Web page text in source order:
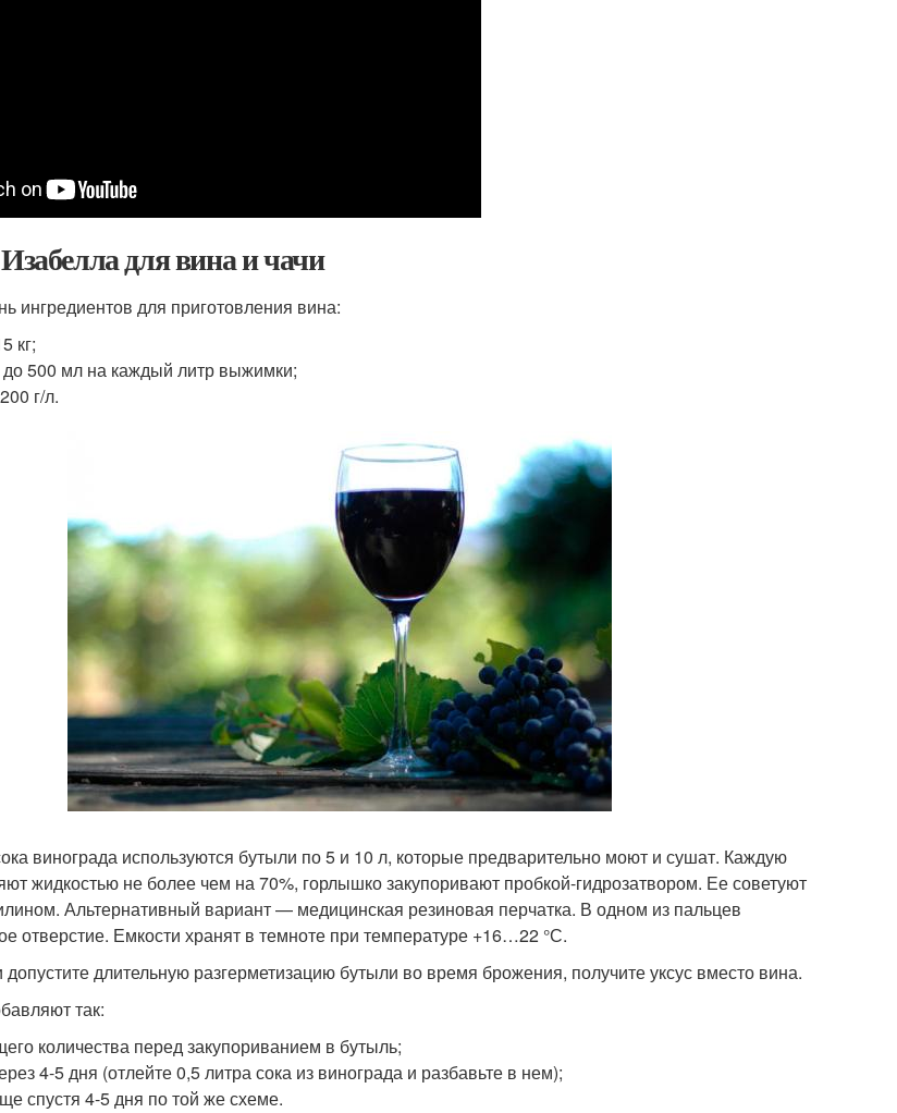
для вина и чачи
ингредиентов для приготовления вина:
кг;
500 мл на каждый литр выжимки;
г/л.
винограда используются бутыли по 5 и 10 л, которые предварительно моют и сушат. Каждую
жидкостью не более чем на 70%, горлышко закупоривают пробкой-гидрозатвором. Ее советуют
Альтернативный вариант — медицинская резиновая перчатка. В одном из пальцев
отверстие. Емкости хранят в темноте при температуре +16…22 °С.
длительную разгерметизацию бутыли во время брожения, получите уксус вместо вина.
так:
количества перед закупориванием в бутыль;
4-5 дня (отлейте 0,5 литра сока из винограда и разбавьте в нем);
спустя 4-5 дня по той же схеме.